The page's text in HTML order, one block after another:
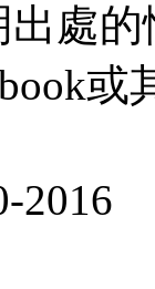
處
2016